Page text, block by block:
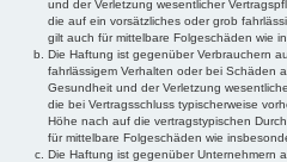
und der Verletzung wesentlicher
die auf ein vorsätzliches oder grob
gilt auch für mittelbare Folgeschäden wie
Die Haftung ist gegenüber Verbrauchern
fahrlässigem Verhalten oder bei Schäden
Gesundheit und der Verletzung
die bei Vertragsschluss typischerweise
Höhe nach auf die vertragstypischen
für mittelbare Folgeschäden wie
Die Haftung ist gegenüber Unternehmern